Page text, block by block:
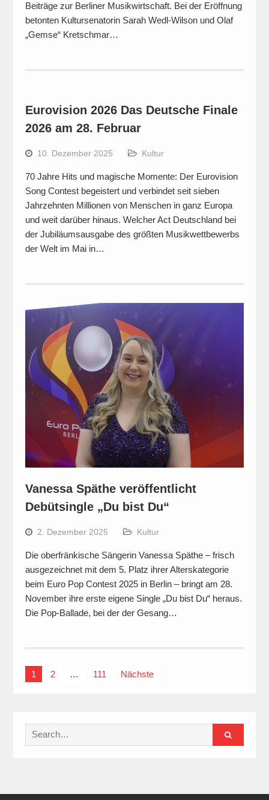
Beiträge zur Berliner Musikwirtschaft. Bei der Eröffnung
betonten Kultursenatorin Sarah Wedl-Wilson und Olaf
„Gemse“ Kretschmar…
Eurovision 2026 Das Deutsche Finale
2026 am 28. Februar
10. Dezember 2025 Kultur
70 Jahre Hits und magische Momente: Der Eurovision
Song Contest begeistert und verbindet seit sieben
Jahrzehnten Millionen von Menschen in ganz Europa
und weit darüber hinaus. Welcher Act Deutschland bei
der Jubiläumsausgabe des größten Musikwettbewerbs
der Welt im Mai in…
Vanessa Späthe veröffentlicht
Debütsingle „Du bist Du“
2. Dezember 2025 Kultur
Die oberfränkische Sängerin Vanessa Späthe – frisch
ausgezeichnet mit dem 5. Platz ihrer Alterskategorie
beim Euro Pop Contest 2025 in Berlin – bringt am 28.
November ihre erste eigene Single „Du bist Du“ heraus.
Die Pop-Ballade, bei der der Gesang…
Seitennummerierung
1 2 … 111 Nächste
Search
for: